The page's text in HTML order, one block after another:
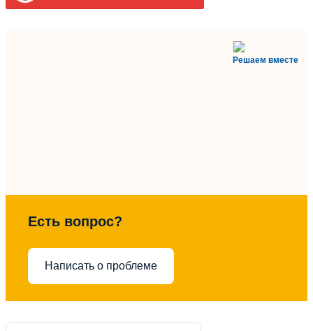
Решаем вместе
Есть вопрос?
Написать о проблеме